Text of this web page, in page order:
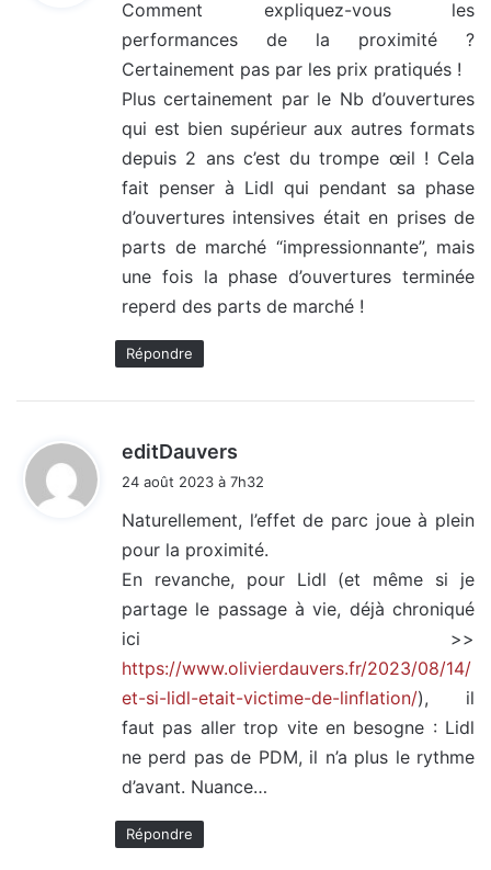
:
Comment expliquez-vous les
performances de la proximité ?
Certainement pas par les prix pratiqués !
Plus certainement par le Nb d’ouvertures
qui est bien supérieur aux autres formats
depuis 2 ans c’est du trompe œil ! Cela
fait penser à Lidl qui pendant sa phase
d’ouvertures intensives était en prises de
parts de marché “impressionnante”, mais
une fois la phase d’ouvertures terminée
reperd des parts de marché !
Répondre
editDauvers
:
24 août 2023 à 7h32
Naturellement, l’effet de parc joue à plein
pour la proximité.
En revanche, pour Lidl (et même si je
partage le passage à vie, déjà chroniqué
ici >>
https://www.olivierdauvers.fr/2023/08/14/
et-si-lidl-etait-victime-de-linflation/), il
faut pas aller trop vite en besogne : Lidl
ne perd pas de PDM, il n’a plus le rythme
d’avant. Nuance…
Répondre